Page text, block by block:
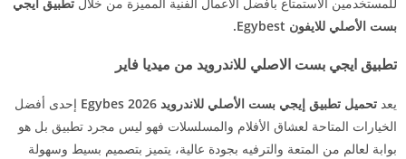
بست الأصلي للايفون Egybest.
تطبيق ايجي بست الاصلي للاندرويد من ميديا فاير
يعد تحميل تطبيق إيجي بست الأصلي للاندرويد 2026 Egybes
إحدى أفضل
الخيارات المتاحة لعشاق الأفلام والمسلسلات فهو ليس مجرد تطبيق بل هو
بوابة لعالم من المتعة والترفيه بجودة عالية، يتميز بتصميم بسيط وسهولة